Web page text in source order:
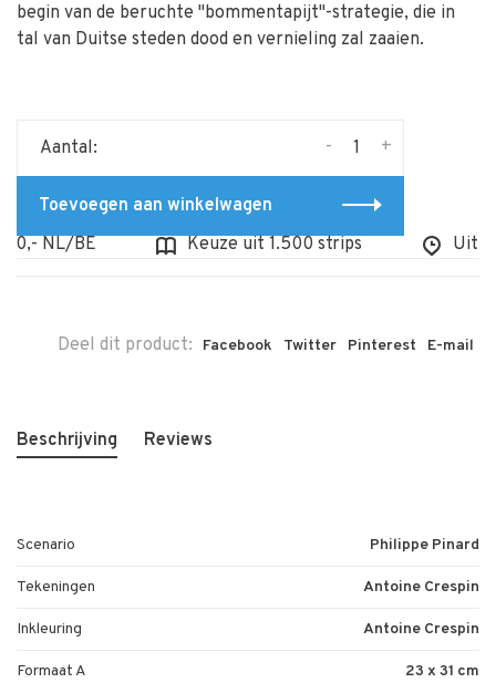
begin van de beruchte "bommentapijt"-strategie, die in
tal van Duitse steden dood en vernieling zal zaaien.
Aantal: +
-
Toevoegen aan winkelwagen
NL/BE
Keuze uit 1.500 strips Uit
Deel dit product: Facebook Twitter Pinterest E-mail
Beschrijving Reviews
Scenario Philippe Pinard
Tekeningen Antoine Crespin
Inkleuring Antoine Crespin
Formaat A 23 x 31 cm